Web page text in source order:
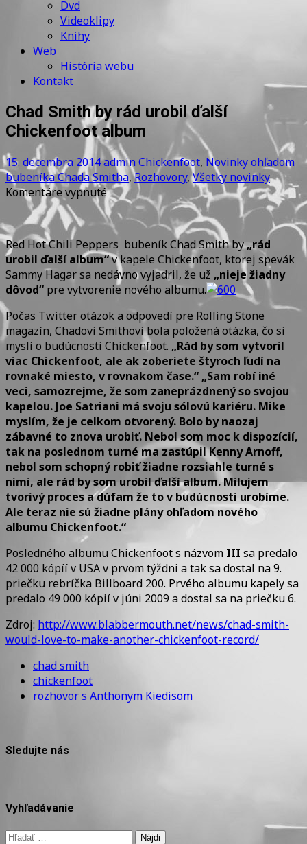
Dvd
Videoklipy
Knihy
Web
História webu
Kontakt
Chad Smith by rád urobil ďalší
Chickenfoot album
15. decembra 2014admin Chickenfoot, Novinky ohľadom
bubeníka Chada Smitha,Rozhovory,Všetky novinky
Komentáre vypnuténa
Chad
Smith
by
rád
urobil
ďalší
Chickenfoot
album
Red Hot Chili Peppers bubeník Chad Smith by„rád
urobil ďalší album“v kapele Chickenfoot, ktorej spevák
Sammy Hagar sa nedávno vyjadril, že už „nieje žiadny
dôvod“ pre vytvorenie nového albumu.
Počas Twitter otázok a odpovedí pre Rolling Stone
magazín, Chadovi Smithovi bola položená otázka, čo si
myslí o budúcnosti Chickenfoot. „Rád by som vytvoril
viac Chickenfoot, ale ak zoberiete štyroch ľudí na
rovnaké miesto, v rovnakom čase.“ „Sam robí iné
veci, samozrejme, že som zaneprázdnený so svojou
kapelou. Joe Satriani má svoju sólovú kariéru. Mike
myslím, že je celkom otvorený. Bolo by naozaj
zábavné to znova urobiť. Nebol som moc k dispozícií,
tak na poslednom turné ma zastúpil Kenny Arnoff,
nebol som schopný robiť žiadne rozsiahle turné s
nimi, ale rád by som urobil ďalší album. Milujem
tvorivý proces a dúfam že to v budúcnosti urobíme.
Ale teraz nie sú žiadne plány ohľadom nového
albumu Chickenfoot.“
Posledného albumu Chickenfoot s názvom III sa predalo
42 000 kópíí v USA v prvom týždni a tak sa dostal na 9.
priečku rebríčka Billboard 200. Prvého albumu kapely sa
predalo 49 000 kópií v júni 2009 a dostal sa na priečku 6.
Zdroj: http://www.blabbermouth.net/news/chad-smith-
would-love-to-make-another-chickenfoot-record/
chad smith
chickenfoot
rozhovor s Anthonym Kiedisom
Sledujte nás
Vyhľadávanie
Hľadať: